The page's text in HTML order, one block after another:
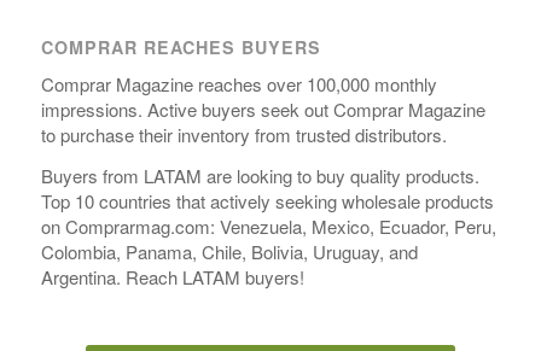
COMPRAR REACHES BUYERS
Comprar Magazine reaches over 100,000 monthly
impressions. Active buyers seek out Comprar Magazine
to purchase their inventory from trusted distributors.
Buyers from LATAM are looking to buy quality products.
Top 10 countries that actively seeking wholesale products
on Comprarmag.com: Venezuela, Mexico, Ecuador, Peru,
Colombia, Panama, Chile, Bolivia, Uruguay, and
Argentina. Reach LATAM buyers!